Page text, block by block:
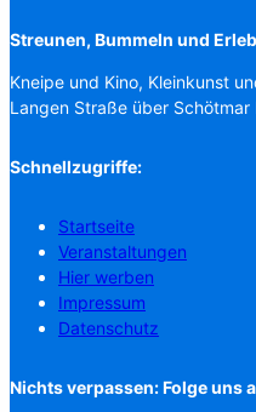
Streunen, Bummeln und
Kneipe und Kino, Kleinkunst
Langen Straße über
Schnellzugriffe:
Startseite
Veranstaltungen
Hier werben
Impressum
Datenschutz
Nichts verpassen: Folge uns